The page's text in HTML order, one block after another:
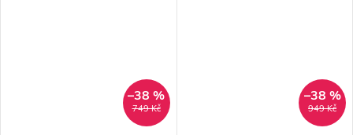
749 Kč
–38 %
949 Kč
–38 %